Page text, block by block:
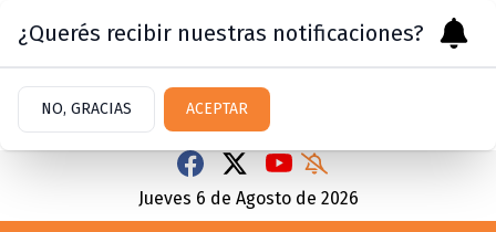
Jueves 6 de Agosto de 2026
¿Querés recibir nuestras notificaciones?
NO, GRACIAS ACEPTAR